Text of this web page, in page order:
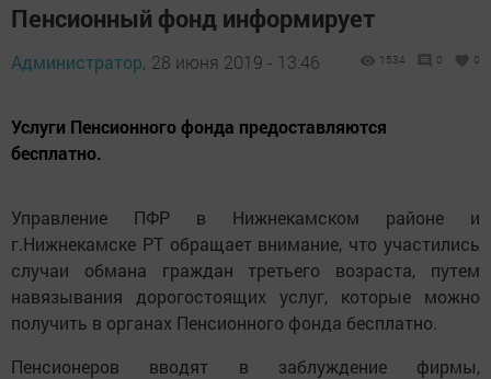
Пенсионный фонд информирует
Администратор, 28 июня 2019 - 13:46 1534 0 0
Услуги Пенсионного фонда предоставляются
бесплатно.
Управление ПФР в Нижнекамском районе и
г.Нижнекамске РТ обращает внимание, что участились
случаи обмана граждан третьего возраста, путем
навязывания дорогостоящих услуг, которые можно
получить в органах Пенсионного фонда бесплатно.
Пенсионеров вводят в заблуждение фирмы,